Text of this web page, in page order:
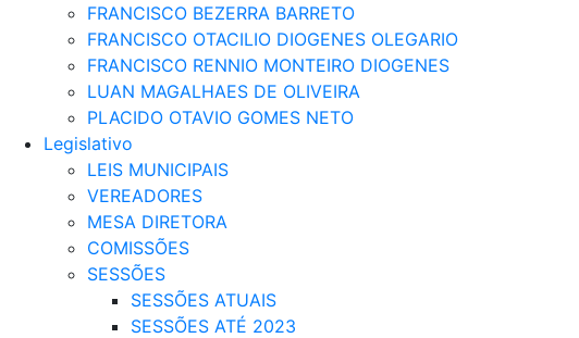
FRANCISCO BEZERRA BARRETO
FRANCISCO OTACILIO DIOGENES OLEGARIO
FRANCISCO RENNIO MONTEIRO DIOGENES
LUAN MAGALHAES DE OLIVEIRA
PLACIDO OTAVIO GOMES NETO
Legislativo
LEIS MUNICIPAIS
VEREADORES
MESA DIRETORA
COMISSÕES
SESSÕES
SESSÕES ATUAIS
SESSÕES ATÉ 2023